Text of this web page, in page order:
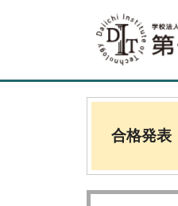
合格発表